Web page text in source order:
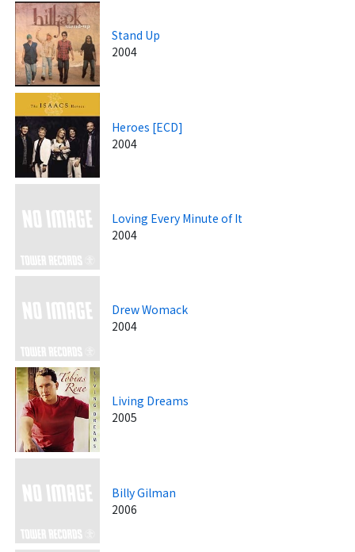
Stand Up
2004
Heroes [ECD]
2004
Loving Every Minute of It
2004
Drew Womack
2004
Living Dreams
2005
Billy Gilman
2006